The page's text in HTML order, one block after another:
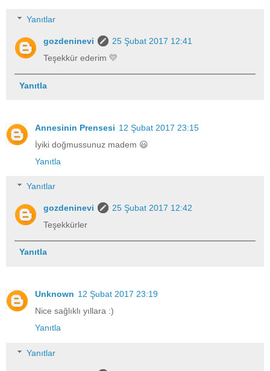
Yanıtlar
gozdeninevi
25 Şubat 2017 12:41
Teşekkür ederim 💛
Yanıtla
Annesinin Prensesi 12 Şubat 2017 23:15
İyiki doğmussunuz madem 😃
Yanıtla
Yanıtlar
gozdeninevi
25 Şubat 2017 12:42
Teşekkürler
Yanıtla
Unknown 12 Şubat 2017 23:19
Nice sağlıklı yıllara :)
Yanıtla
Yanıtlar